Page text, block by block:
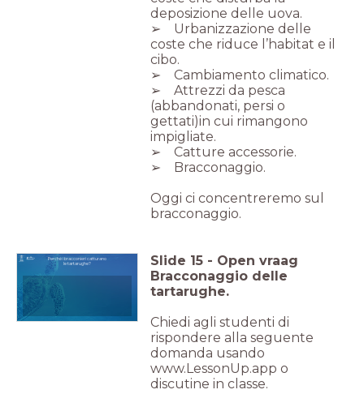
deposizione delle uova.
➢ Urbanizzazione delle
coste che riduce l’habitat e il
cibo.
➢ Cambiamento climatico.
➢ Attrezzi da pesca
(abbandonati, persi o
gettati)in cui rimangono
impigliate.
➢ Catture accessorie.
➢ Bracconaggio.
Oggi ci concentreremo sul
bracconaggio.
Perché i bracconieri catturano
le tartarughe?
Slide 15 - Open vraag
Bracconaggio delle
tartarughe.
Chiedi agli studenti di
rispondere alla seguente
domanda usando
www.LessonUp.app o
discutine in classe.